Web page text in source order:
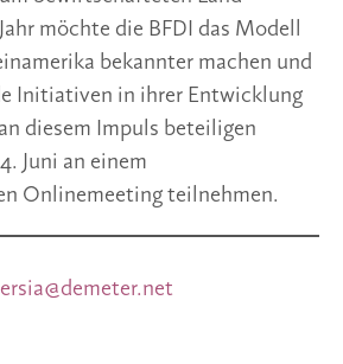
möchte die BFDI das Modell
bekannter machen und
Initiativen in ihrer Entwicklung
diesem Impuls beteiligen
Juni an einem
Onlinemeeting teilnehmen.